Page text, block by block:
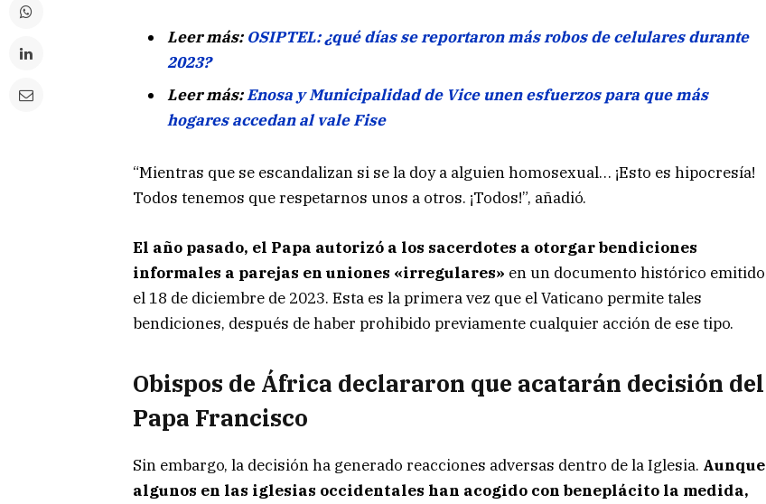
Leer más: OSIPTEL: ¿qué días se reportaron más robos de celulares durante
2023?
Leer más:Enosa y Municipalidad de Vice unen esfuerzos para que más
hogares accedan al vale Fise
“Mientras que se escandalizan si se la doy a alguien homosexual… ¡Esto es hipocresía!
Todos tenemos que respetarnos unos a otros. ¡Todos!”, añadió.
El año pasado, el Papa autorizó a los sacerdotes a otorgar bendiciones
informales a parejas en uniones «irregulares» en un documento histórico emitido
el 18 de diciembre de 2023. Esta es la primera vez que el Vaticano permite tales
bendiciones, después de haber prohibido previamente cualquier acción de ese tipo.
Obispos de África declararon que acatarán decisión del
Papa Francisco
Sin embargo, la decisión ha generado reacciones adversas dentro de la Iglesia. Aunque
algunos en las iglesias occidentales han acogido con beneplácito la medida,